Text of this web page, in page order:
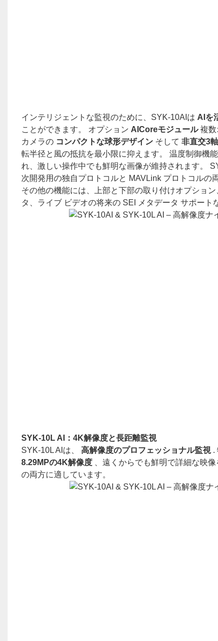
インテリジェントな監視のために、SYK-10AIは AIを
ことができます。 オプション AICoreモジュール複数
カメラの コンパクトな球形デザイン そして 非直交3
転半径と風の抵抗を最小限に抑えます。 温度制御機
れ、激しい操作中でも鮮明な画像が維持されます。
次開発用の独自プロトコルと MAVLink プロトコルの
その他の機能には、上部と下部の取り付けオプショ
タ、ライブ ビデオの将来の SEI メタデータ サポート
SYK-10L AI：4K解像度と長距離監視
SYK-10L AIは、 高解像度のプロフェッショナル監視 .
8.29MPの4K解像度
、遠くからでも鮮明で詳細な映
の両方に適しています。